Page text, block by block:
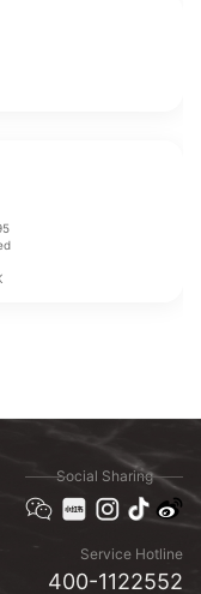
Social Sharing
Service Hotline
400-1122552